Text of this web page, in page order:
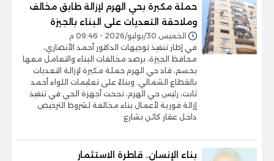
حملة مكبرة بحي الهرم لإزالة طابق مخالف
وملاحقة التعديات على البناء بالجيزة
الخميس 30/يوليو/2026 - 09:46 م
في إطار تنفيذ توجيهات الدكتور أحمد الأنصاري،
محافظ الجيزة، برصد مخالفات البناء والتعامل معها
بحسم، قاد حي الهرم حملة مكبرة لإزالة التعديات
بالقطاع الشمالي. وبناءً على تعليمات اللواء أحمد
ثابت، رئيس حي الهرم، نجحت أجهزة الحي في تنفيذ
إزالة فورية لأعمال بناء مخالفة لشروط الترخيص
داخل عقار كائن بشارع
بناء الإنسان.. قاطرة الاستثمار